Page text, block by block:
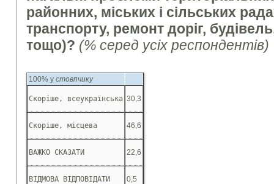
районних, міських і сільських
транспорту, ремонт доріг,
тощо)? (% серед усіх респондентів)
100% у стовпчику
Скоріше, всеукраїнська 30,3
Скоріше, місцева 46,6
ВАЖКО СКАЗАТИ 22,6
ВІДМОВА ВІДПОВІДАТИ 0,5